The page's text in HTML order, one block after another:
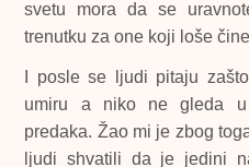
svetu mora da se
trenutku za one koji loše
I posle se ljudi pitaju
umiru a niko ne gleda
predaka. Žao mi je zbog
ljudi shvatili da je jedini